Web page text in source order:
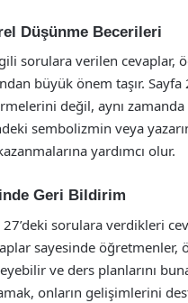
Düşünme Becerileri
sorulara verilen cevaplar,
büyük önem taşır.
değil, aynı
sembolizmin veya
yardımcı olur.
Geri Bildirim
sorulara verdikleri
sayesinde
ve ders planlarını
onların gelişimlerini